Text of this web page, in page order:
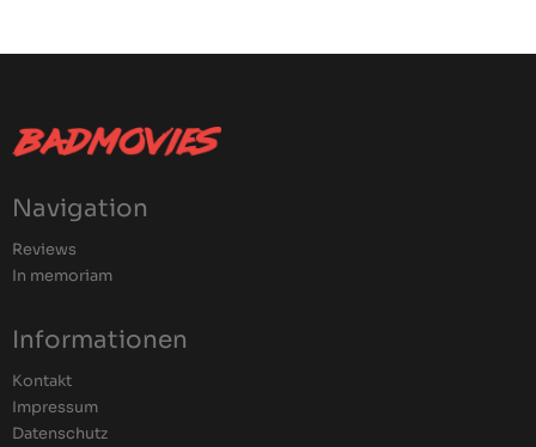
Navigation
Reviews
In memoriam
Informationen
Kontakt
Impressum
Datenschutz